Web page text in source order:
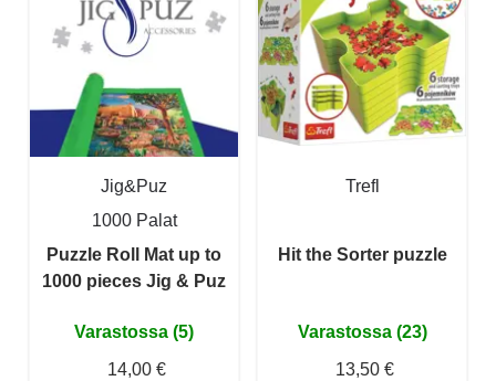
Jig&Puz
1000 Palat
Puzzle Roll Mat up to
1000 pieces Jig & Puz
Varastossa (5)
14,00 €
Trefl
Hit the Sorter puzzle
Varastossa (23)
13,50 €